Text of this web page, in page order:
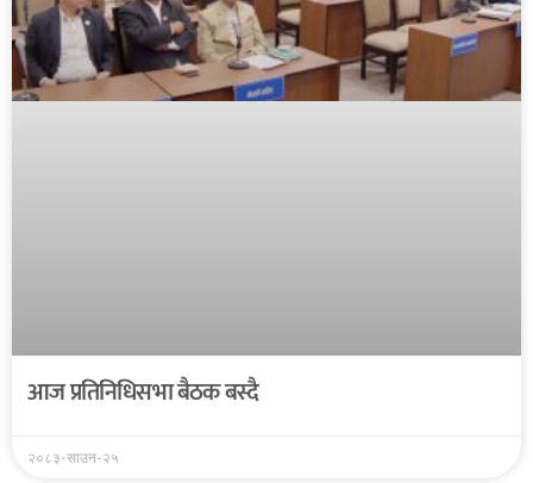
आज प्रतिनिधिसभा बैठक बस्दै
२०८३-साउन-२५